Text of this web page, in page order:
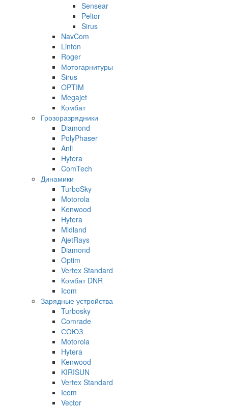
Sensear
Peltor
Sirus
NavCom
Linton
Roger
Мотогарнитуры
Sirus
OPTIM
Megajet
Комбат
Грозоразрядники
Diamond
PolyPhaser
Anli
Hytera
ComTech
Динамики
TurboSky
Motorola
Kenwood
Hytera
Midland
AjetRays
Diamond
Optim
Vertex Standard
Комбат DNR
Icom
Зарядные устройства
Turbosky
Comrade
СОЮЗ
Motorola
Hytera
Kenwood
KIRISUN
Vertex Standard
Icom
Vector